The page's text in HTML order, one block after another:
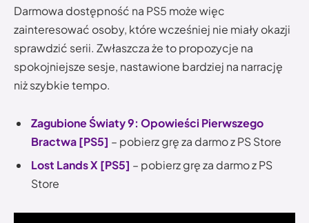
Darmowa dostępność na PS5 może więc
zainteresować osoby, które wcześniej nie miały okazji
sprawdzić serii. Zwłaszcza że to propozycje na
spokojniejsze sesje, nastawione bardziej na narrację
niż szybkie tempo.
Zagubione Światy 9: Opowieści Pierwszego
Bractwa [PS5] – pobierz grę za darmo z PS Store
Lost Lands X [PS5] – pobierz grę za darmo z PS
Store